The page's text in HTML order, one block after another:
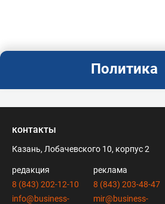
Политика
контакты
Казань, Лобачевского 10, корпус 2
редакция
8 (843) 202-12-10
info@business-
реклама
8 (843) 203-48-47
mir@business-